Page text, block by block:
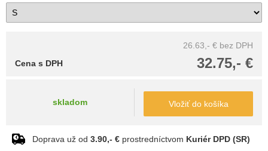
26.63,- € bez DPH
32.75,- €
Cena s DPH
skladom Vložiť do košíka
Doprava už od 3.90,- € prostredníctvom Kuriér DPD (SR)